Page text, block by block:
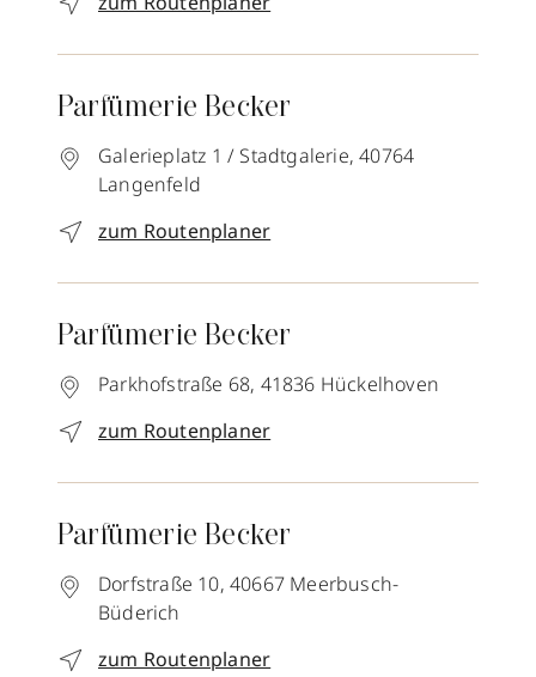
Parfümerie Becker
Galerieplatz 1 / Stadtgalerie, 40764
Langenfeld
zum Routenplaner
Parfümerie Becker
Parkhofstraße 68, 41836 Hückelhoven
zum Routenplaner
Parfümerie Becker
Dorfstraße 10, 40667 Meerbusch-
Büderich
zum Routenplaner